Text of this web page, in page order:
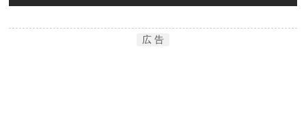
広 告